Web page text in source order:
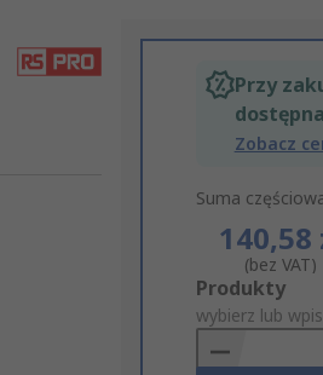
Przy
Zobacz
Suma
140,58
(bez VAT)
Add
to
Basket
Produkty
wybierz lub